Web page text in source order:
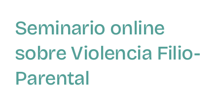
VFP»
Seminario online
sobre Violencia Filio-
Parental